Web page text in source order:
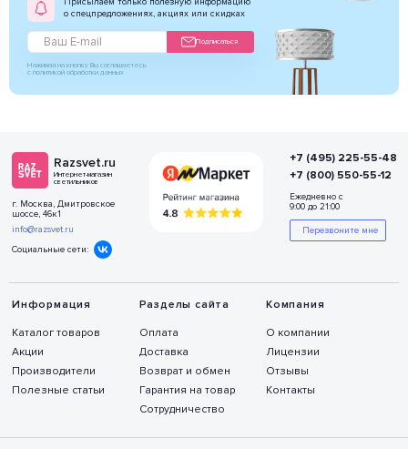
о спецпредложениях, акциях или скидках
Подписаться
Нажимая на кнопку Вы соглашаетесь
с политикой обработки данных
Razsvet.ru
Интернет-магазин
светильников
г. Москва, Дмитровское
шоссе, 46к1
info@razsvet.ru
Социальные сети:
Информация
Каталог товаров
Акции
Производители
Полезные статьи
Разделы сайта
Оплата
Доставка
Возврат и обмен
Гарантия на товар
Сотрудничество
Компания
О компании
Лицензии
Отзывы
Контакты
+7 (495) 225-55-48
+7 (800) 550-55-12
Ежедневно с
9:00 до 21:00
Перезвоните мне